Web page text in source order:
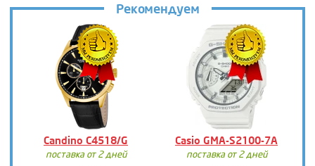
Рекомендуем
Candino C4518/G Casio GMA-S2100-7A
поставка от 2 дней поставка от 2 дней